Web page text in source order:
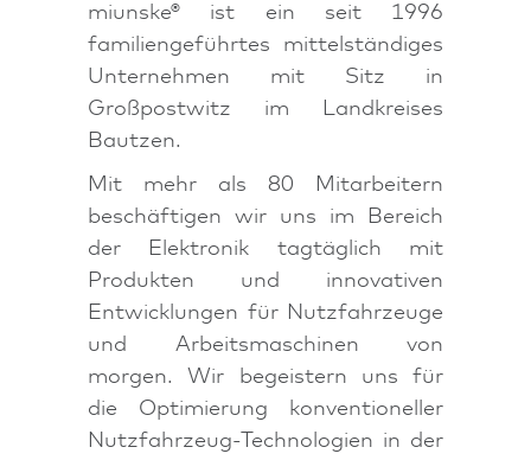
miunske® ist ein seit 1996
familiengeführtes mittelständiges
Unternehmen mit Sitz in
Großpostwitz im Landkreises
Bautzen.
Mit mehr als 80 Mitarbeitern
beschäftigen wir uns im Bereich
der Elektronik tagtäglich mit
Produkten und innovativen
Entwicklungen für Nutzfahrzeuge
und Arbeitsmaschinen von
morgen. Wir begeistern uns für
die Optimierung konventioneller
Nutzfahrzeug-Technologien in der